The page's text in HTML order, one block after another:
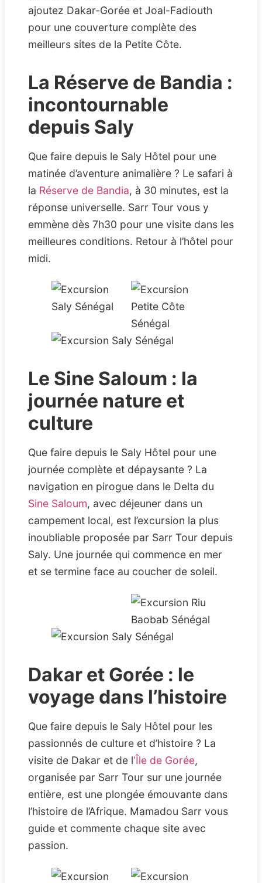
ajoutez Dakar-Gorée et Joal-Fadiouth
pour une couverture complète des
meilleurs sites de la Petite Côte.
La Réserve de Bandia :
incontournable
depuis Saly
Que faire depuis le Saly Hôtel pour une
matinée d’aventure animalière ? Le safari à
la Réserve de Bandia, à 30 minutes, est la
réponse universelle. Sarr Tour vous y
emmène dès 7h30 pour une visite dans les
meilleures conditions. Retour à l’hôtel pour
midi.
Le Sine Saloum : la
journée nature et
culture
Que faire depuis le Saly Hôtel pour une
journée complète et dépaysante ? La
navigation en pirogue dans le Delta du
Sine Saloum, avec déjeuner dans un
campement local, est l’excursion la plus
inoubliable proposée par Sarr Tour depuis
Saly. Une journée qui commence en mer
et se termine face au coucher de soleil.
Dakar et Gorée : le
voyage dans l’histoire
Que faire depuis le Saly Hôtel pour les
passionnés de culture et d’histoire ? La
visite de Dakar et de l‘Île de Gorée,
organisée par Sarr Tour sur une journée
entière, est une plongée émouvante dans
l’histoire de l’Afrique. Mamadou Sarr vous
guide et commente chaque site avec
passion.